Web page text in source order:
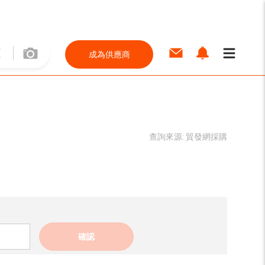
成為供應商
查詢來源: 貿發網採購
確認